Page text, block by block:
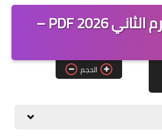
تحميل ملخصات اللغة العربية للصف الثالث الإعدادي الترم الثاني 2026 PDF –
الحجم